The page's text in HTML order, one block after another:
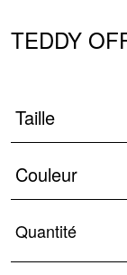
TEDDY
Taille
Couleur
Quantité